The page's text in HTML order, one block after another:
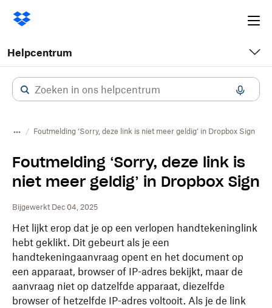
Helpcentrum
Foutmelding ‘Sorry, deze link is niet meer geldig’ in Dropbox Sign
Foutmelding ‘Sorry, deze link is
niet meer geldig’ in Dropbox Sign
Bijgewerkt Dec 04, 2025
Het lijkt erop dat je op een verlopen handtekeninglink
hebt geklikt. Dit gebeurt als je een
handtekeningaanvraag opent en het document op
een apparaat, browser of IP-adres bekijkt, maar de
aanvraag niet op datzelfde apparaat, diezelfde
browser of hetzelfde IP-adres voltooit. Als je de link